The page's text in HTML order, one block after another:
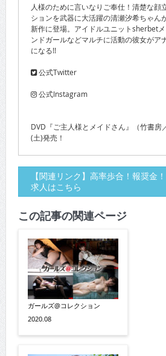
人様のために言いなりご奉仕！清楚な顔
ションを武器に大活躍の清瀬汐希ちゃん
新作に登場。アイドルユニットsherbet
ンドガールなどマルチに活動の彼女がア
になる!!
公式Twitter
公式Instagram
DVD『ご主人様とメイドさん』（竹書房
(土)発売！
【関連リンク】高率歩合！報奨金
求人はこちら
この記事の関連ページ
ガールズ@コレクション
2020.08